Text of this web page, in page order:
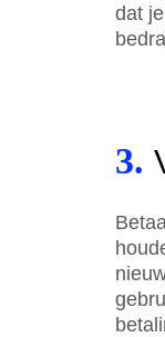
dat
3.